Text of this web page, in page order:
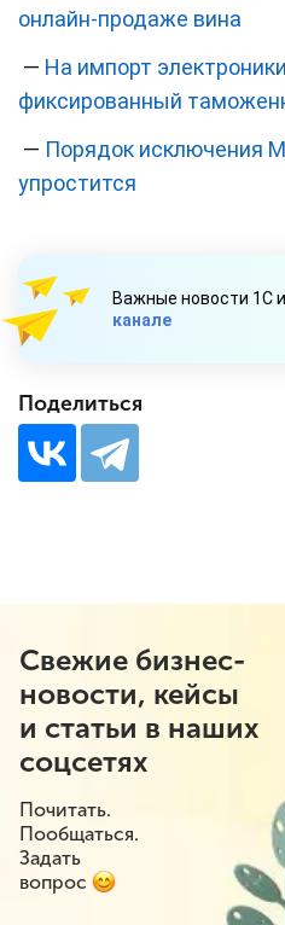
онлайн-продаже вина
— На импорт
фиксированный
— Порядок исключения
упростится
Важные новости 1С
канале
Поделиться
Свежие бизнес-
новости, кейсы
и статьи в наших
соцсетях
Почитать.
Пообщаться.
Задать
вопрос